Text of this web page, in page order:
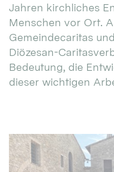
Jahren kirchliches
Menschen vor Ort.
Gemeindecaritas
Diözesan-
Bedeutung, die
dieser wichtigen